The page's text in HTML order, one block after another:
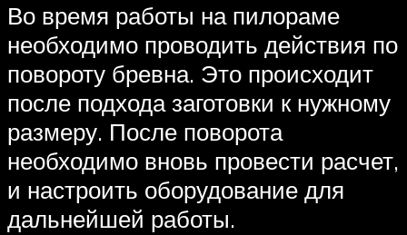
Во время работы на пилораме
необходимо проводить действия по
повороту бревна. Это происходит
после подхода заготовки к нужному
размеру. После поворота
необходимо вновь провести расчет,
и настроить оборудование для
дальнейшей работы.